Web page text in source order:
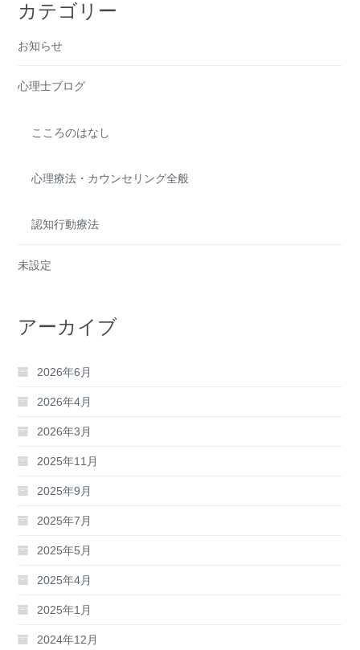
カテゴリー
お知らせ
心理士ブログ
こころのはなし
心理療法・カウンセリング全般
認知行動療法
未設定
アーカイブ
2026年6月
2026年4月
2026年3月
2025年11月
2025年9月
2025年7月
2025年5月
2025年4月
2025年1月
2024年12月